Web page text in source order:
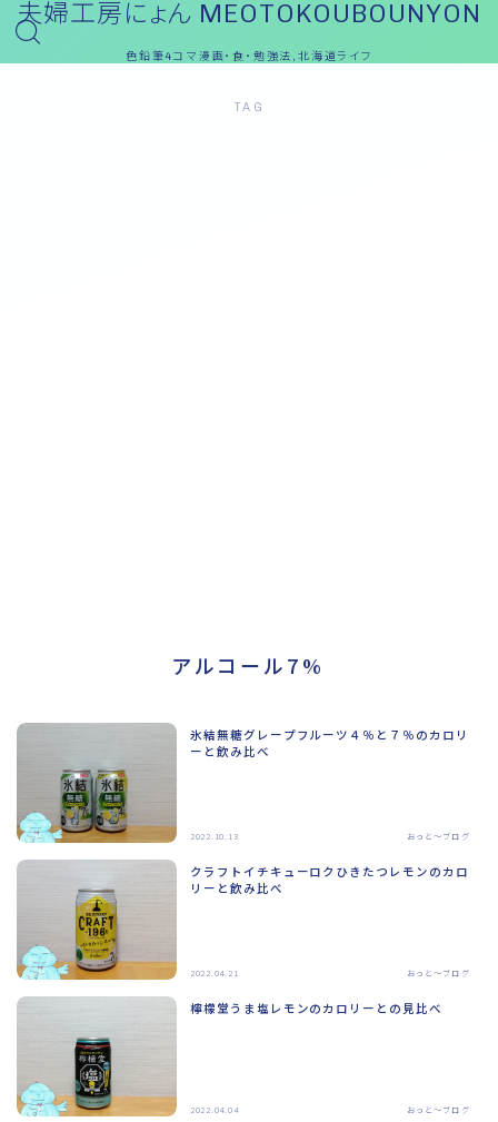
夫婦工房にょん MEOTOKOUBOUNYON
色鉛筆4コマ漫画・食・勉強法,北海道ライフ
TAG
アルコール7%
氷結無糖グレープフルーツ４％と７％のカロリ
ーと飲み比べ
2022.10.13 おっと～ブログ
クラフトイチキューロクひきたつレモンのカロ
リーと飲み比べ
2022.04.21 おっと～ブログ
檸檬堂うま塩レモンのカロリーとの見比べ
2022.04.04 おっと～ブログ